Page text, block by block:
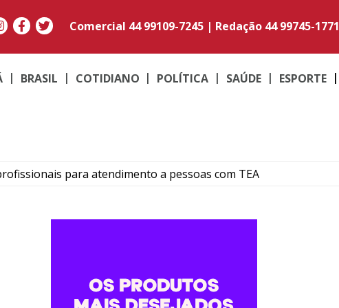
Comercial 44 99109-7245 | Redação 44 99745-1771
BRASIL COTIDIANO POLÍTICA SAÚDE ESPORTE
para atendimento a pessoas com TEA
edição do evento Pérola na Lama para novembro de 2026